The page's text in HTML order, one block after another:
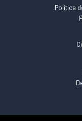
Política